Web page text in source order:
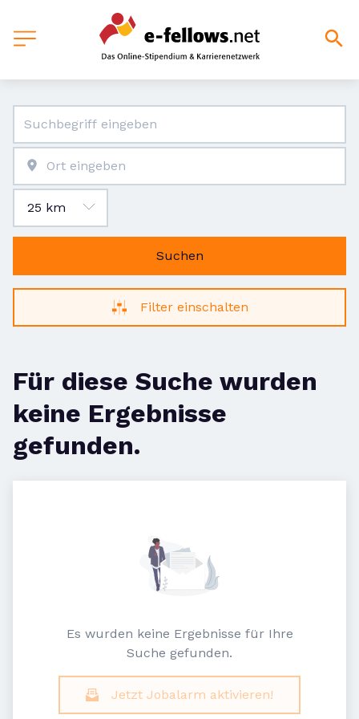
Suchen
Filter einschalten
Für diese Suche wurden
keine Ergebnisse
gefunden.
Es wurden keine Ergebnisse für Ihre
Suche gefunden.
Jetzt Jobalarm aktivieren!